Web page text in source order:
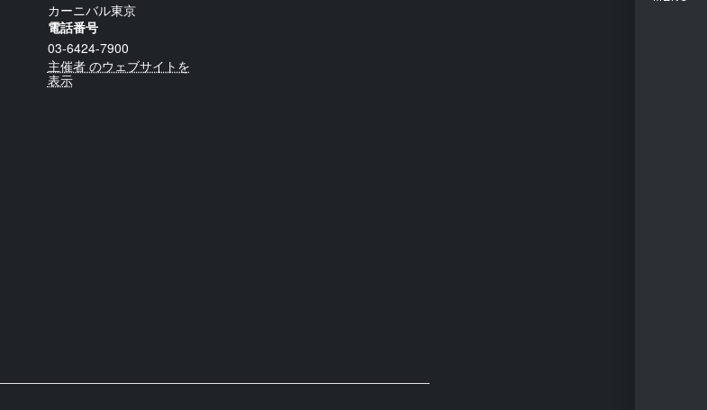
カーニバル東京
電話番号
03-6424-7900
主催者 のウェブサイトを
表示